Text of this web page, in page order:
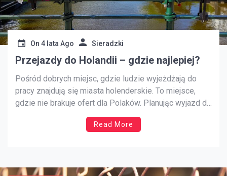
On 4 lata Ago Sieradzki
Przejazdy do Holandii – gdzie najlepiej?
Pośród dobrych miejsc, gdzie ludzie wyjeżdżają do
pracy znajdują się miasta holenderskie. To miejsce,
gdzie nie brakuje ofert dla Polaków. Planując wyjazd do
Niderlandów trzeba zaplanować wygodną podróż.
odpowiednim pomyśle będzie wyjazd przewozami
Read More